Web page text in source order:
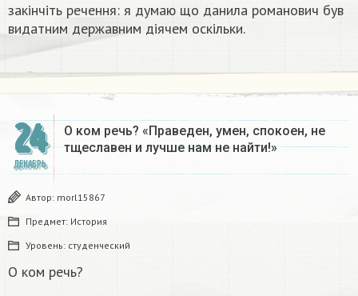
закінчіть речення: я думаю що данила романович був
видатним державним діячем оскільки.
24
ДЕКАБРЬ
О ком речь? «Праведен, умен, спокоен, не
тщеславен и лучше нам не найти!»
Автор: morl15867
Предмет: История
Уровень: студенческий
О ком речь?